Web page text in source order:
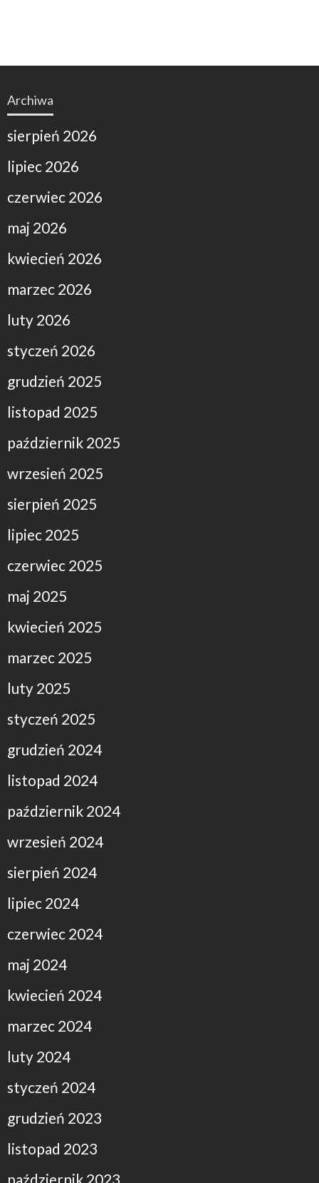
Archiwa
sierpień 2026
lipiec 2026
czerwiec 2026
maj 2026
kwiecień 2026
marzec 2026
luty 2026
styczeń 2026
grudzień 2025
listopad 2025
październik 2025
wrzesień 2025
sierpień 2025
lipiec 2025
czerwiec 2025
maj 2025
kwiecień 2025
marzec 2025
luty 2025
styczeń 2025
grudzień 2024
listopad 2024
październik 2024
wrzesień 2024
sierpień 2024
lipiec 2024
czerwiec 2024
maj 2024
kwiecień 2024
marzec 2024
luty 2024
styczeń 2024
grudzień 2023
listopad 2023
październik 2023